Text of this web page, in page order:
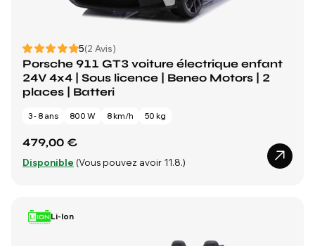
5(2 Avis)
Porsche 911 GT3 voiture électrique enfant
24V 4x4 | Sous licence | Beneo Motors | 2
places | Batteri
3 - 8 ans 800 W 8 km/h 50 kg
479,00 €
Disponible (Vous pouvez avoir 11.8.)
Li-Ion